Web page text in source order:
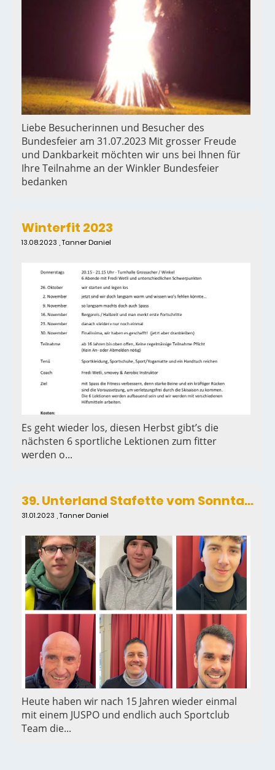
Liebe Besucherinnen und Besucher des
Bundesfeier am 31.07.2023 Mit grosser Freude
und Dankbarkeit möchten wir uns bei Ihnen für
Ihre Teilnahme an der Winkler Bundesfeier
bedanken
Winterfit 2023
13.08.2023 , Tanner Daniel
Es geht wieder los, diesen Herbst gibt’s die
nächsten 6 sportliche Lektionen zum fitter
werden o...
39. Unterland Stafette vom Sonntag 29. Januar 2023
31.01.2023 , Tanner Daniel
Heute haben wir nach 15 Jahren wieder einmal
mit einem JUSPO und endlich auch Sportclub
Team die...